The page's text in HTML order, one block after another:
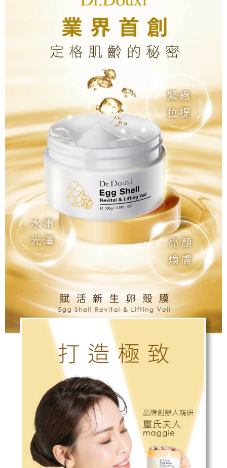
時審查核予不同之上限額度；若仍有額度不足之情形，本公司將視審查結果
５．嚴禁一人註冊多個帳號或使用他人資訊註冊。若發現惡意使用之情形，
恩沛科技股份有限公司將有權停止該用戶之使用額度並採取法律行動。
每筆NT$70，滿NT$1,000(含以上)免運費
新竹貨到付款
每筆NT$100，滿NT$1,200(含以上)免運費
查看運費